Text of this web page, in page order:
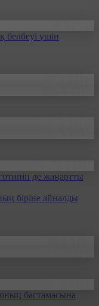
үшін
де жаңартты
біріне айналды
бастамасына